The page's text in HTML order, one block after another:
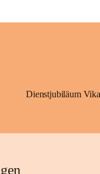
+2
Dienstjubiläum